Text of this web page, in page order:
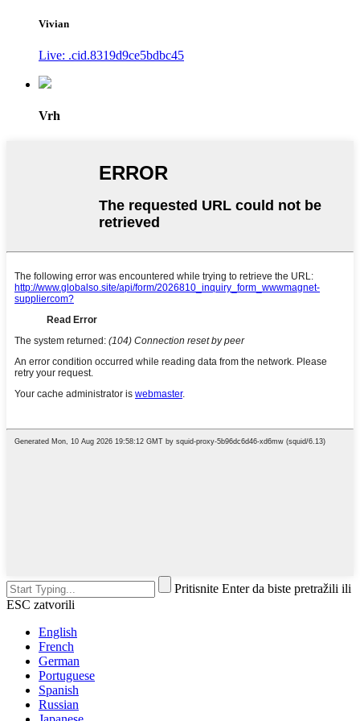
Vivian
Live: .cid.8319d9ce5bdbc45
Vrh
Pritisnite Enter da biste pretražili ili
ESC zatvorili
English
French
German
Portuguese
Spanish
Russian